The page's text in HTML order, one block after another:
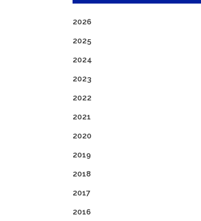
2026
2025
2024
2023
2022
2021
2020
2019
2018
2017
2016